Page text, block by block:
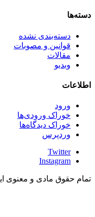
دسته‌ها
دسته‌بندی نشده
قوانین و مصوبات
مقالات
وبدیو
اطلاعات
ورود
خوراک ورودی‌ها
خوراک دیدگاه‌ها
وردپرس
Twitter
Instagram
تمام حقوق مادی و معنوی